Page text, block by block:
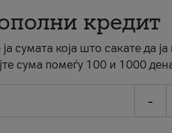
кредит
ја сумата која што сакате да
сума помеѓу 100 и 1000
-